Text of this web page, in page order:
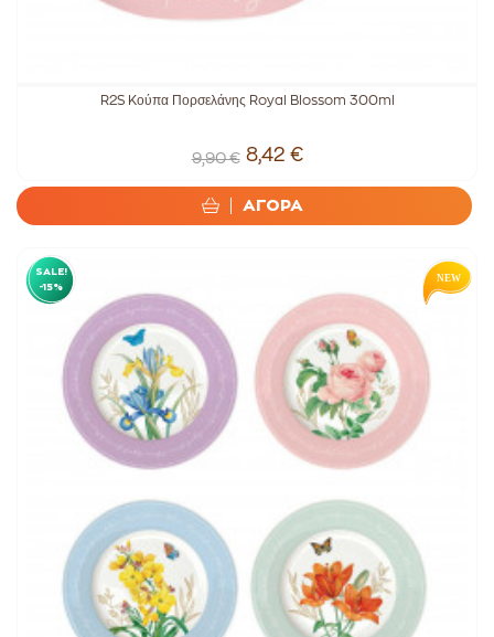
R2S Kούπα Πορσελάνης Royal Blossom 300ml
9,90 € 8,42 €
ΑΓΟΡΑ
SALE!
-15%